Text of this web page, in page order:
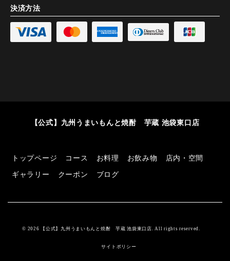
決済方法
【公式】九州うまいもんと焼酎 芋蔵 池袋東口店
トップページ コース お料理 お飲み物 店内・空間
ギャラリー クーポン ブログ
© 2026 【公式】九州うまいもんと焼酎 芋蔵 池袋東口店. All rights reserved.
サイトポリシー